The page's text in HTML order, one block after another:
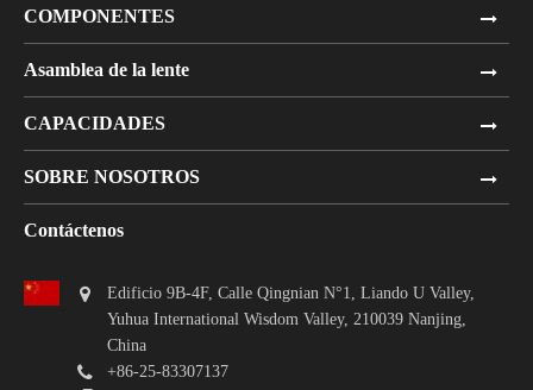
COMPONENTES
Asamblea de la lente
CAPACIDADES
SOBRE NOSOTROS
Contáctenos
Edificio 9B-4F, Calle Qingnian N°1, Liando U Valley,
Yuhua International Wisdom Valley, 210039 Nanjing,
China
+86-25-83307137